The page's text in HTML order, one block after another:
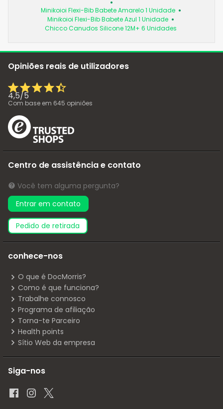
Minikoioi Flexi-Bib Babete Amarelo 1 Unidade
Minikoioi Flexi-Bib Babete Azul 1 Unidade
Chicco Canudos Silicone 12M+ 6 Unidades
Opiniões reais de utilizadores
4,5/5
Com base em 645 opiniões
Centro de assistência e contato
Você tem alguma pergunta?
Entrar em contato
pedido de retirada
conhece-nos
O que é DocMorris?
Como é que funciona?
Trabalhe connosco
Programa de afiliação
Torna-te Parceiro
Health points
Sítio Web da empresa
Siga-nos